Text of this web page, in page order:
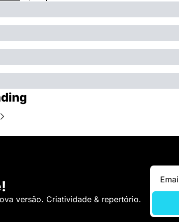
versão. Criatividade & repertório.